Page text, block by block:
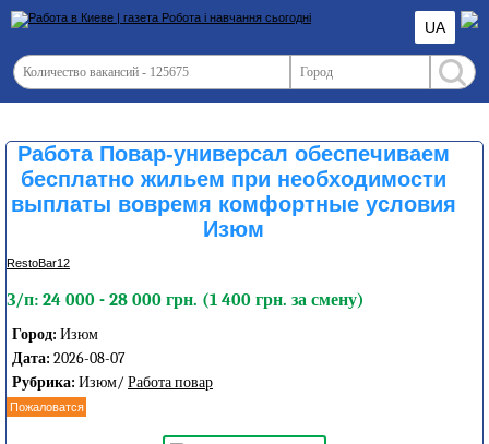
UA
Работа Повар-универсал обеспечиваем
бесплатно жильем при необходимости
выплаты вовремя комфортные условия
Изюм
RestoBar12
З/п: 24 000 - 28 000 грн. (1 400 грн. за смену)
Город: Изюм
Дата: 2026-08-07
Рубрика: Изюм/ Работа повар
Пожаловатся